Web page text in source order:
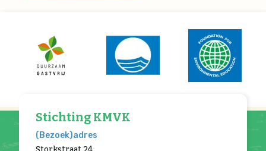
Stichting KMVK
(Bezoek)adres